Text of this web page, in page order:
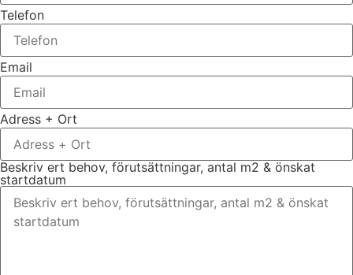
Telefon
Email
Adress + Ort
Beskriv ert behov, förutsättningar, antal m2 & önskat
startdatum